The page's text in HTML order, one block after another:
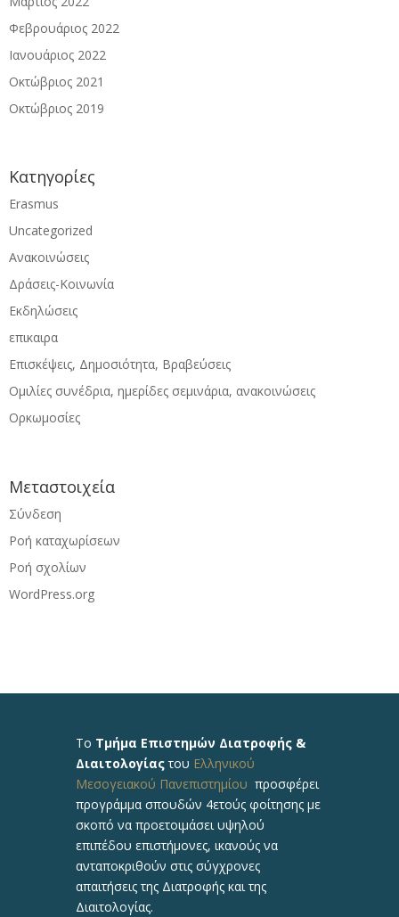
Φεβρουάριος 2022
Ιανουάριος 2022
Οκτώβριος 2021
Οκτώβριος 2019
Kατηγορίες
Erasmus
Uncategorized
Ανακοινώσεις
Δράσεις-Κοινωνία
Εκδηλώσεις
επικαιρα
Επισκέψεις, Δημοσιότητα, Βραβεύσεις
Ομιλίες συνέδρια, ημερίδες σεμινάρια, ανακοινώσεις
Ορκωμοσίες
Μεταστοιχεία
Σύνδεση
Ροή καταχωρίσεων
Ροή σχολίων
WordPress.org
Το Τμήμα Επιστημών Διατροφής &
Διαιτολογίαςτου Ελληνικού
Μεσογειακού Πανεπιστημίου προσφέρει
προγράμμα σπουδών 4ετούς φοίτησης με
σκοπό να προετοιμάσει υψηλού
επιπέδου επιστήμονες, ικανούς να
ανταποκριθούν στις σύγχρονες
απαιτήσεις της Διατροφής και της
Διαιτολογίας.